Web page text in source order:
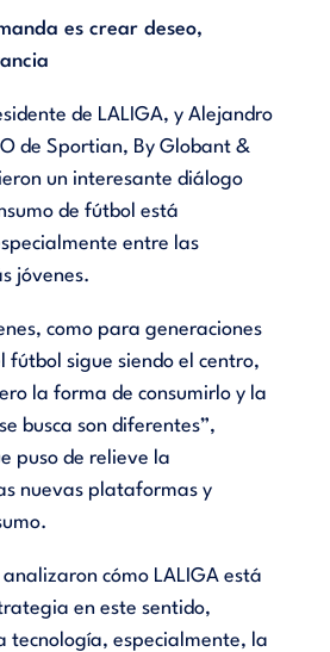
es crear deseo,
de LALIGA, y Alejandro
de Sportian, By Globant &
un interesante diálogo
de fútbol está
entre las
jóvenes.
como para generaciones
fútbol sigue siendo el centro,
la forma de consumirlo y la
busca son diferentes”,
puso de relieve la
nuevas plataformas y
cómo LALIGA está
en este sentido,
tecnología, especialmente, la